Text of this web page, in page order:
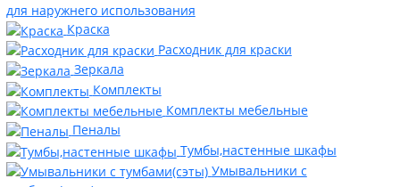
для наружнего использования
Краска
Расходник для краски
Зеркала
Комплекты
Комплекты мебельные
Пеналы
Тумбы,настенные шкафы
Умывальники с